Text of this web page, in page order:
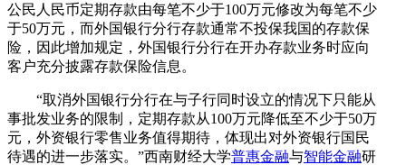
公民人民币定期存款由每笔不少于100万元修改为每笔不少
于50万元，而外国银行分行存款通常不投保我国的存款保
险，因此增加规定，外国银行分行在开办存款业务时应向
客户充分披露存款保险信息。
“取消外国银行分行在与子行同时设立的情况下只能从
事批发业务的限制，定期存款从100万元降低至不少于50万
元，外资银行零售业务值得期待，体现出对外资银行国民
待遇的进一步落实。”西南财经大学普惠金融与智能金融研